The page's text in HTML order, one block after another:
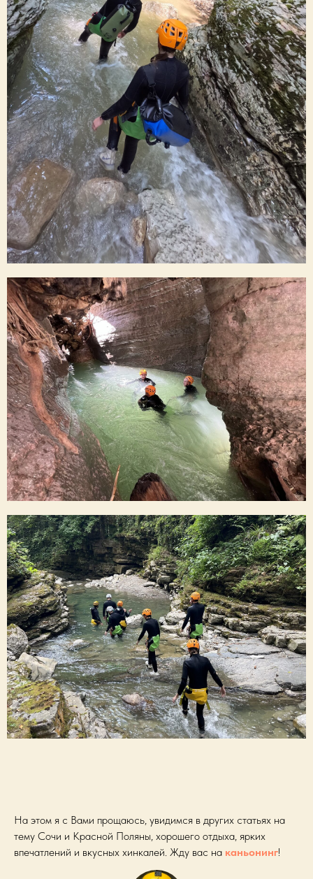
На этом я с Вами прощаюсь, увидимся в других статьях на
тему Сочи и Красной Поляны, хорошего отдыха, ярких
впечатлений и вкусных хинкалей. Жду вас на каньонинг!